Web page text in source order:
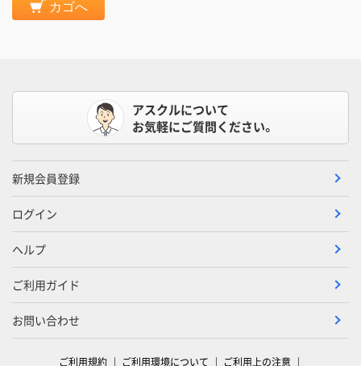
カゴへ
アスクルについて
お気軽にご質問ください。
新規会員登録
ログイン
ヘルプ
ご利用ガイド
お問い合わせ
ご利用規約 ご利用環境について ご利用上の注意